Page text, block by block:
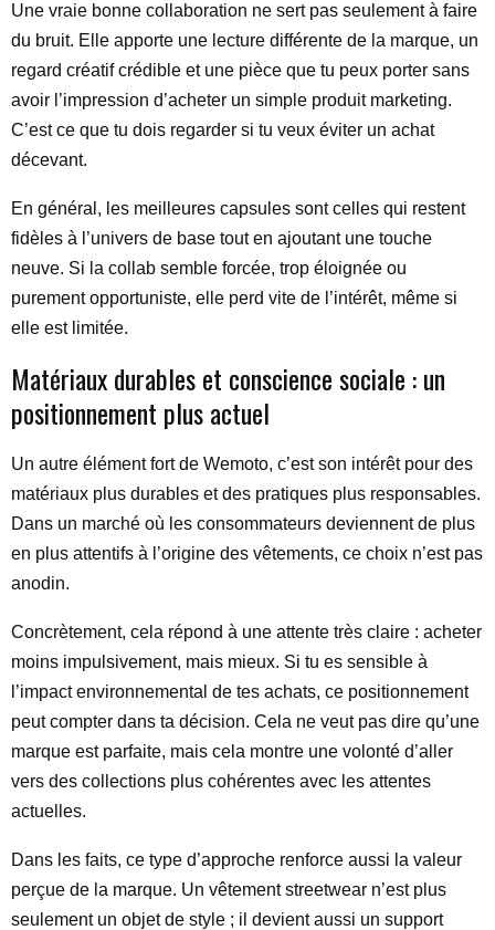
Une vraie bonne collaboration ne sert pas seulement à faire
du bruit. Elle apporte une lecture différente de la marque, un
regard créatif crédible et une pièce que tu peux porter sans
avoir l’impression d’acheter un simple produit marketing.
C’est ce que tu dois regarder si tu veux éviter un achat
décevant.
En général, les meilleures capsules sont celles qui restent
fidèles à l’univers de base tout en ajoutant une touche
neuve. Si la collab semble forcée, trop éloignée ou
purement opportuniste, elle perd vite de l’intérêt, même si
elle est limitée.
Matériaux durables et conscience sociale : un
positionnement plus actuel
Un autre élément fort de Wemoto, c’est son intérêt pour des
matériaux plus durables et des pratiques plus responsables.
Dans un marché où les consommateurs deviennent de plus
en plus attentifs à l’origine des vêtements, ce choix n’est pas
anodin.
Concrètement, cela répond à une attente très claire : acheter
moins impulsivement, mais mieux. Si tu es sensible à
l’impact environnemental de tes achats, ce positionnement
peut compter dans ta décision. Cela ne veut pas dire qu’une
marque est parfaite, mais cela montre une volonté d’aller
vers des collections plus cohérentes avec les attentes
actuelles.
Dans les faits, ce type d’approche renforce aussi la valeur
perçue de la marque. Un vêtement streetwear n’est plus
seulement un objet de style ; il devient aussi un support